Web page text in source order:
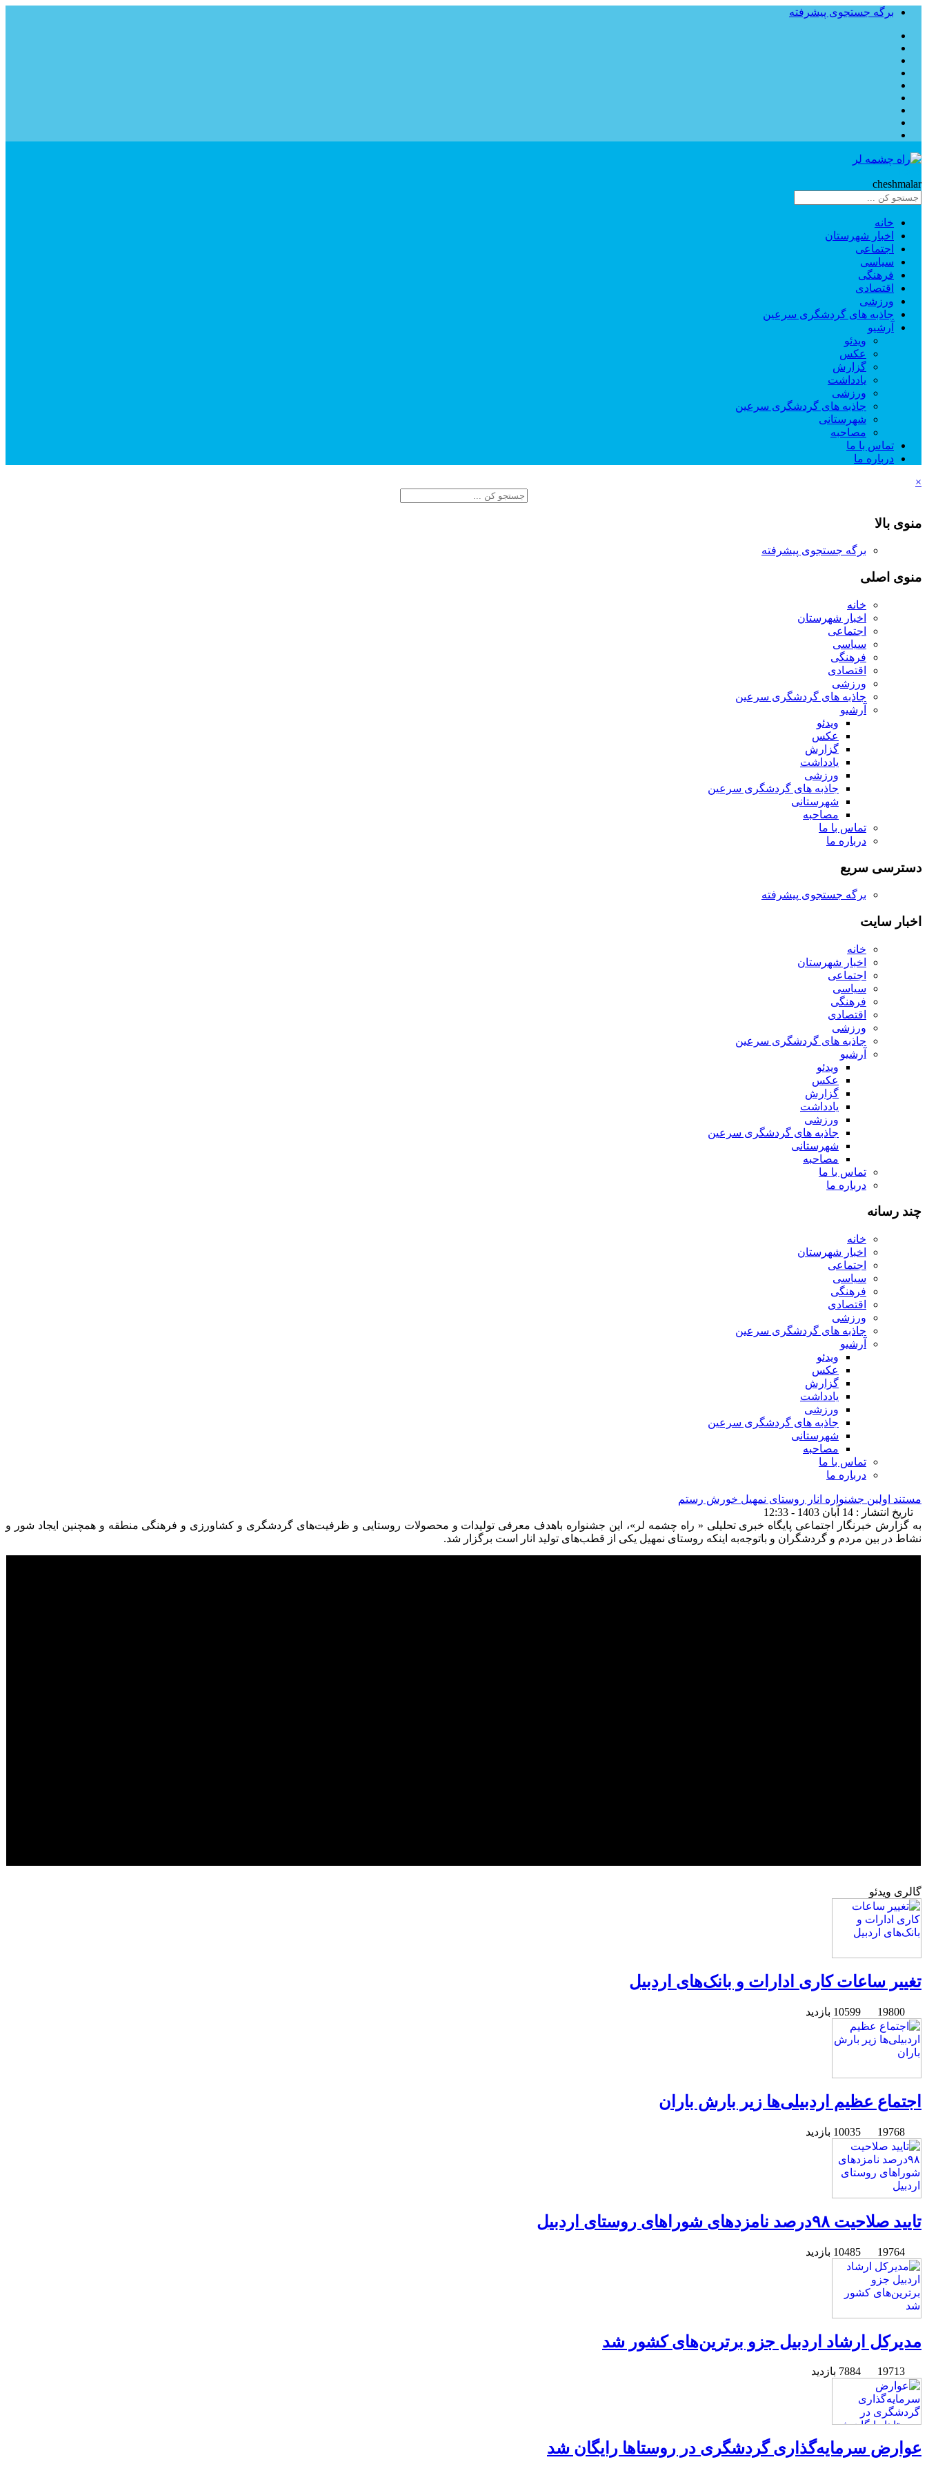
برگه جستجوی پیشرفته
cheshmalar
خانه
اخبار شهرستان
اجتماعی
سیاسی
فرهنگی
اقتصادی
ورزشی
جاذبه های گردشگری سرعین
آرشیو
ویدئو
عکس
گزارش
یادداشت
ورزشی
جاذبه های گردشگری سرعین
شهرستانی
مصاحبه
تماس با ما
درباره ما
×
منوی بالا
برگه جستجوی پیشرفته
منوی اصلی
خانه
اخبار شهرستان
اجتماعی
سیاسی
فرهنگی
اقتصادی
ورزشی
جاذبه های گردشگری سرعین
آرشیو
ویدئو
عکس
گزارش
یادداشت
ورزشی
جاذبه های گردشگری سرعین
شهرستانی
مصاحبه
تماس با ما
درباره ما
دسترسی سریع
برگه جستجوی پیشرفته
اخبار سایت
خانه
اخبار شهرستان
اجتماعی
سیاسی
فرهنگی
اقتصادی
ورزشی
جاذبه های گردشگری سرعین
آرشیو
ویدئو
عکس
گزارش
یادداشت
ورزشی
جاذبه های گردشگری سرعین
شهرستانی
مصاحبه
تماس با ما
درباره ما
چند رسانه
خانه
اخبار شهرستان
اجتماعی
سیاسی
فرهنگی
اقتصادی
ورزشی
جاذبه های گردشگری سرعین
آرشیو
ویدئو
عکس
گزارش
یادداشت
ورزشی
جاذبه های گردشگری سرعین
شهرستانی
مصاحبه
تماس با ما
درباره ما
مستند اولین جشنواره انار روستای نمهیل خورش رستم
تاریخ انتشار : 14 آبان 1403 - 12:33
به گزارش خبرنگار اجتماعی پایگاه خبری تحلیلی « راه چشمه لر»، این جشنواره باهدف معرفی تولیدات و محصولات روستایی و ظرفیت‌های گردشگری و کشاورزی و فرهنگی منطقه و همچنین ایجاد شور و
نشاط در بین مردم و گردشگران و باتوجه‌به اینکه روستای نمهیل یکی از قطب‌های تولید انار است برگزار شد.
گالری ویدئو
تغییر ساعات کاری ادارات و بانک‌های اردبیل
اجتماع عظیم اردبیلی‌ها زیر بارش باران
تایید صلاحیت ۹۸درصد نامزدهای شوراهای روستای اردبیل
مدیرکل ارشاد اردبیل جزو برترین‌های کشور شد
عوارض سرمایه‌گذاری گردشگری در روستاها رایگان شد